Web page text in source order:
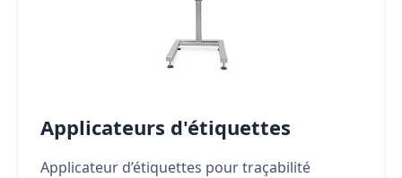
Applicateurs d'étiquettes
Applicateur d’étiquettes pour traçabilité